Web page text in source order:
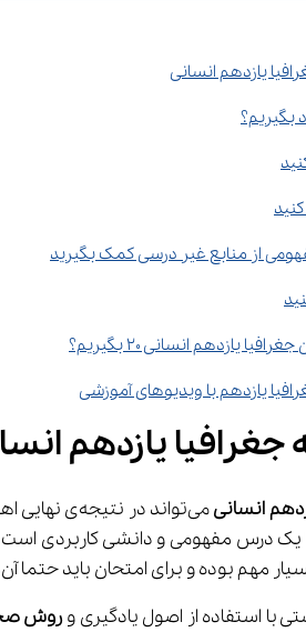
یازدهم انسانی
بگیریم؟
از منابع غیر درسی کمک بگیرید
یازدهم انسانی 20 بگیریم؟
یازدهم با ویدیوهای آموزشی
یازدهم
انسانی
می‌تواند
یک درس مفهومی و دانشی کاربردی است
و برای امتحان باید حتما آن‌ها را به طور کامل درک کرده باشید.
با استفاده از اصول یادگیری و روش